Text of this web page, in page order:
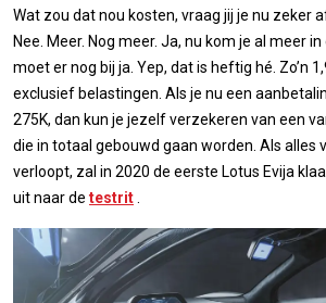
Wat zou dat nou kosten, vraag jij je nu zeker
Nee. Meer. Nog meer. Ja, nu kom je al meer
moet er nog bij ja. Yep, dat is heftig hé. Zo’n
exclusief belastingen. Als je nu een
275K, dan kun je jezelf verzekeren van een
die in totaal gebouwd gaan worden. Als alles
verloopt, zal in 2020 de eerste Lotus Evija
uit naar de testrit